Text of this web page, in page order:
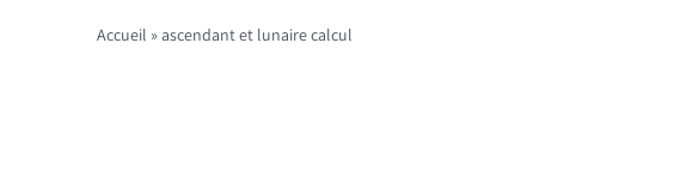
Accueil »ascendant et lunaire calcul